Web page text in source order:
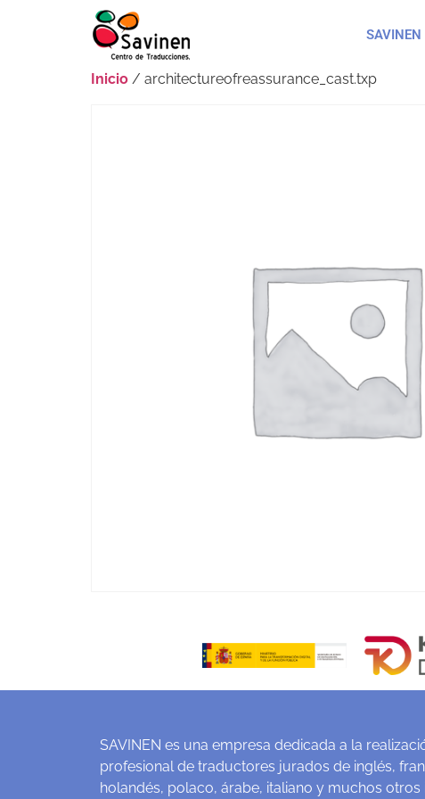
SAVINEN
Inicio / architectureofreassurance_cast.txp
SAVINEN es una empresa dedicada a la
profesional de traductores jurados de inglés,
holandés, polaco, árabe, italiano y muchos otros